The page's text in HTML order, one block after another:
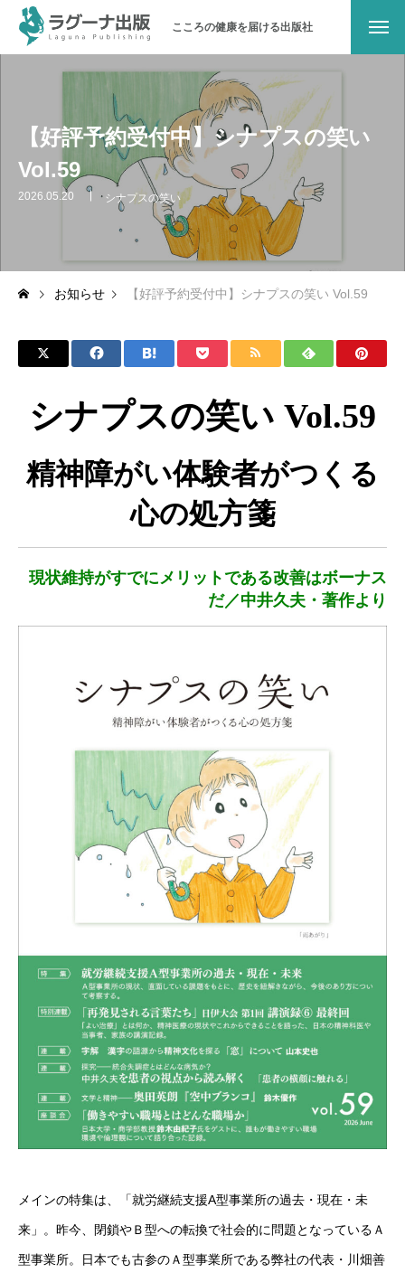
こころの健康を届ける出版社
ラグーナ出版について
会社概要
パブリシティ
お問い合わせ
オンラインショップ（雑貨）
障害福祉サービス
就労継続支援B型
シナプスの笑いバックナンバー
ラグーナ出版の自費出版
ラグーナ製本工房
ラグーナデザイン
ラグーナのほんだな
PickUp商品
中井久夫と考える患者シリーズ 特別手製本 全4巻セット
について
名刺で取り組むSDGsについて
WHOピアサポート（日本語訳）
アクセス
個人情報保護方針
【好評予約受付中】シナプスの笑い
Vol.59
2026.05.20 シナプスの笑い
お知らせ 【好評予約受付中】シナプスの笑い Vol.59
シナプスの笑い Vol.59
精神障がい体験者がつくる
心の処方箋
現状維持がすでにメリットである改善はボーナス
だ／中井久夫・著作より
メインの特集は、「就労継続支援A型事業所の過去・現在・未
来」。昨今、閉鎖やＢ型への転換で社会的に問題となっているＡ
型事業所。日本でも古参のＡ型事業所である弊社の代表・川畑善